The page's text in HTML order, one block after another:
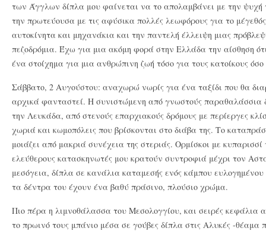
των Άγγλων δίπλα μου φαίνεται να το απολαμβάνει με την ψυχή
την πρωτεύουσα με τις αφύσικα πολλές λεωφόρους για το
αυτοκίνητα και μηχανάκια και την παντελή έλλειψη μιας
πεζοδρόμια. Έχω για μια ακόμη φορά στην Ελλάδα την αίσθηση
ένα στοίχημα για μια ανθρώπινη ζωή τόσο για τους κατοίκους όσο
Σάββατο, 2 Αυγούστου: αναχωρώ νωρίς για ένα ταξίδι που θα
αρχικά φανταστεί. Η συνιστώμενη από γνωστούς παραθαλάσσια
την Λευκάδα, από στενούς επαρχιακούς δρόμους με περίεργες
χωριά και κωμοπόλεις που βρίσκονται στο διάβα της. Το
μοιάζει από μακριά συνέχεια της στεριάς. Ορμίσκοι με
ελεύθερους κατασκηνωτές μου κρατούν συντροφιά μέχρι τον
μεσόγεια, δίπλα σε κανάλια καταμεσής ενός κάμπου ευλογημένου
τα δέντρα του έχουν ένα βαθύ πράσινο, πλούσιο χρώμα.
Πιο πέρα η λιμνοθάλασσα του Μεσολογγίου, και σειρές κεφάλια
το πρωινό τους μπάνιο μέσα σε γούβες δίπλα στις Αλυκές -